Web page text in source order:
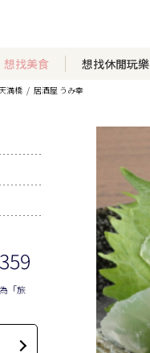
想找美食 想找休閒玩樂
満橋 居酒屋 うみ幸
「旅